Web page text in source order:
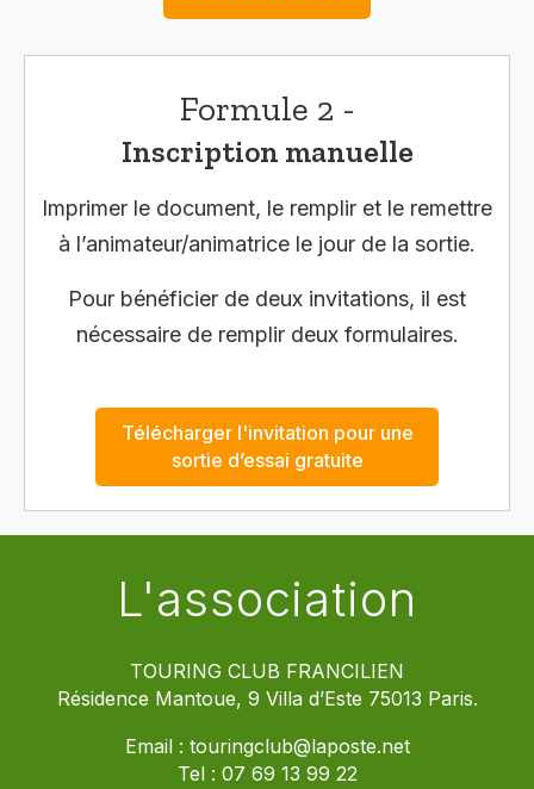
Formule 2 -
Inscription manuelle
Imprimer le document, le remplir et le remettre
à l’animateur/animatrice le jour de la sortie.
Pour bénéficier de deux invitations, il est
nécessaire de remplir deux formulaires.
Télécharger l'invitation pour une
sortie d’essai gratuite
L'association
TOURING CLUB FRANCILIEN
Résidence Mantoue, 9 Villa d’Este 75013 Paris.
Email : touringclub@laposte.net
Tel : 07 69 13 99 22